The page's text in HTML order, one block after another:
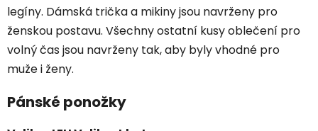
legíny. Dámská trička a mikiny jsou navrženy pro
ženskou postavu. Všechny ostatní kusy oblečení pro
volný čas jsou navrženy tak, aby byly vhodné pro
muže i ženy.
Pánské ponožky